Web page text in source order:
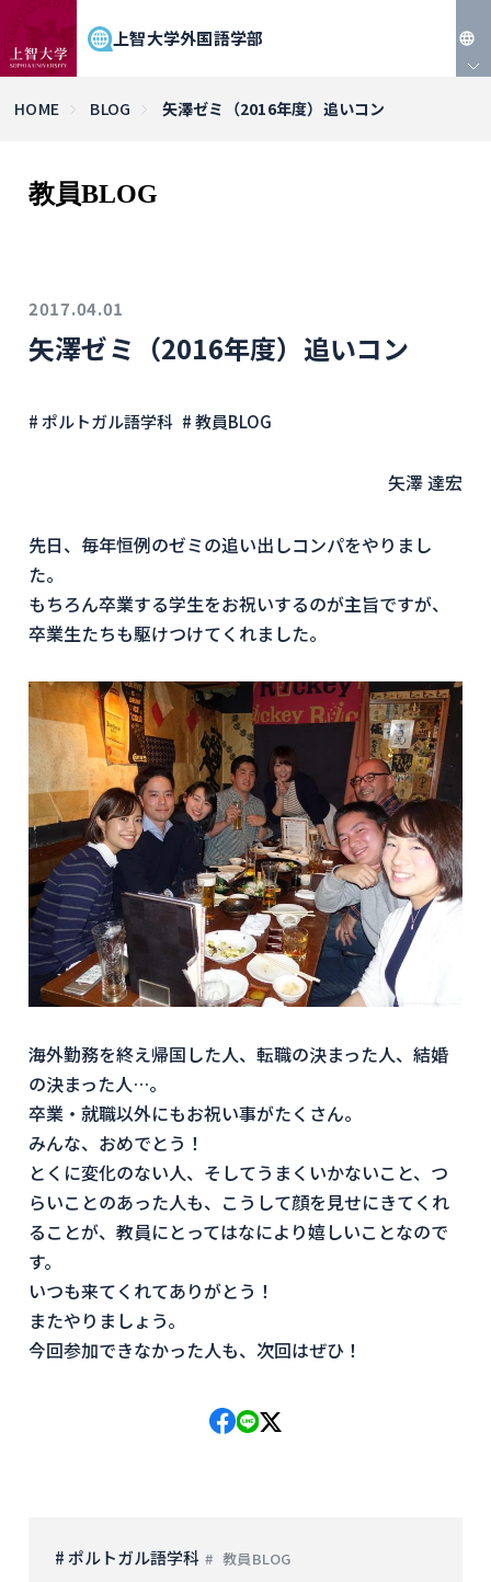
上智大学外国語学部
HOME BLOG 矢澤ゼミ（2016年度）追いコン
教員BLOG
2017.04.01
矢澤ゼミ（2016年度）追いコン
# ポルトガル語学科 # 教員BLOG
矢澤 達宏
先日、毎年恒例のゼミの追い出しコンパをやりまし
た。
もちろん卒業する学生をお祝いするのが主旨ですが、
卒業生たちも駆けつけてくれました。
海外勤務を終え帰国した人、転職の決まった人、結婚
の決まった人…。
卒業・就職以外にもお祝い事がたくさん。
みんな、おめでとう！
とくに変化のない人、そしてうまくいかないこと、つ
らいことのあった人も、こうして顔を見せにきてくれ
ることが、教員にとってはなにより嬉しいことなので
す。
いつも来てくれてありがとう！
またやりましょう。
今回参加できなかった人も、次回はぜひ！
# ポルトガル語学科 教員BLOG